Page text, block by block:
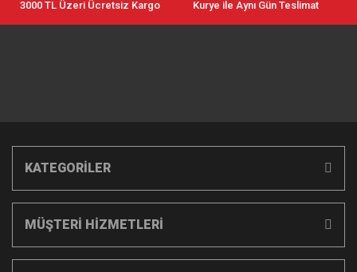
3000 TL Üzeri Ücretsiz Kargo Kurye ile Aynı Gün Teslimat
KATEGORİLER
MÜŞTERİ HİZMETLERİ